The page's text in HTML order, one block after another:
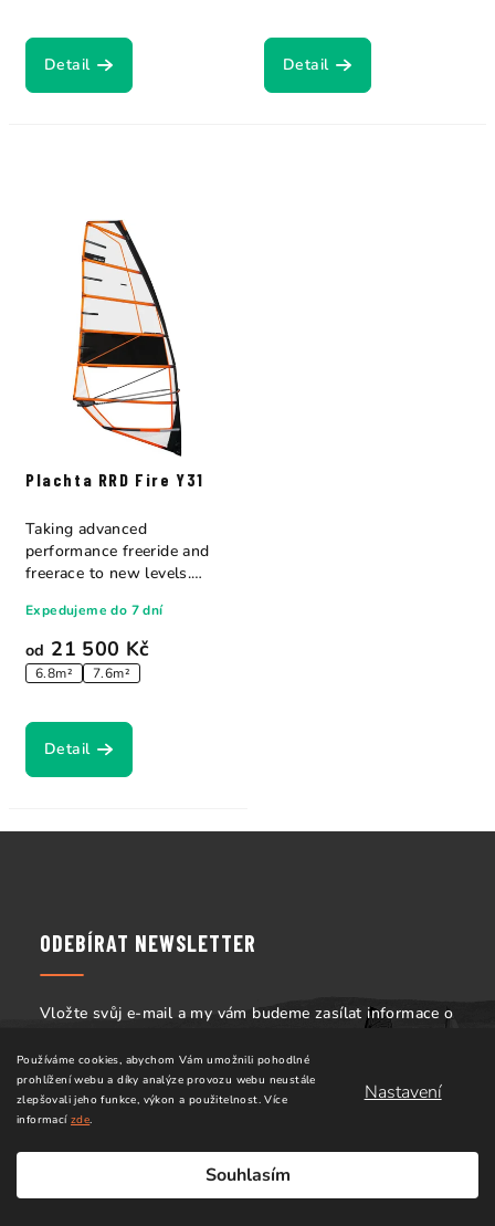
Používáme cookies, abychom Vám umožnili pohodlné
prohlížení webu a díky analýze provozu webu neustále
zlepšovali jeho funkce, výkon a použitelnost.Více
informacízde.
Nastavení
Souhlasím
Detail Detail
Plachta RRD Fire Y31
od 21 500 Kč
6.8m² 7.6m²
Expedujeme do 7 dní
Detail
Taking advanced
performance freeride and
freerace to new levels.
ODEBÍRAT NEWSLETTER
Vložte svůj e-mail a my vám budeme zasílat informace o
Vložením e-mailu souhlasíte s